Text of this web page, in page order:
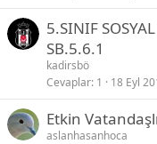
5.SINIF
SB.5.6.1
kadirsbö
Cevaplar 1 18 Eyl
Etkin
aslanhasanhoca